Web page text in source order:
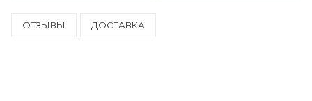
ОТЗЫВЫ ДОСТАВКА